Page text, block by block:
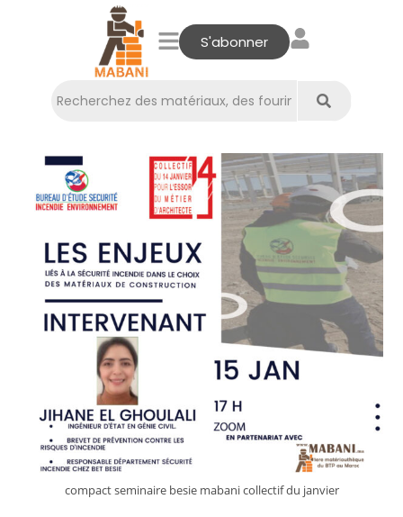
S'abonner
compact seminaire besie mabani collectif du janvier